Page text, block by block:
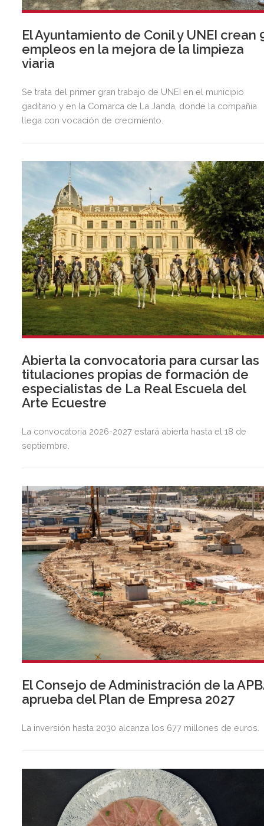
El Ayuntamiento de Conil y UNEI crean
empleos en la mejora de la limpieza
viaria
Se trata del primer gran trabajo de UNEI en el municipio
gaditano y en la Comarca de La Janda, donde la compañía
llega con vocación de crecimiento.
Abierta la convocatoria para cursar las
titulaciones propias de formación de
especialistas de La Real Escuela del
Arte Ecuestre
La convocatoria 2026-2027 estará abierta hasta el 18 de
septiembre.
El Consejo de Administración de la
aprueba del Plan de Empresa 2027
La inversión hasta 2030 alcanza los 677 millones de euros.